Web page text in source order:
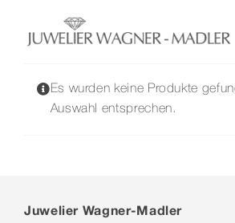
springen
Es wurden keine Produkte
Auswahl entsprechen.
Juwelier Wagner-Madler